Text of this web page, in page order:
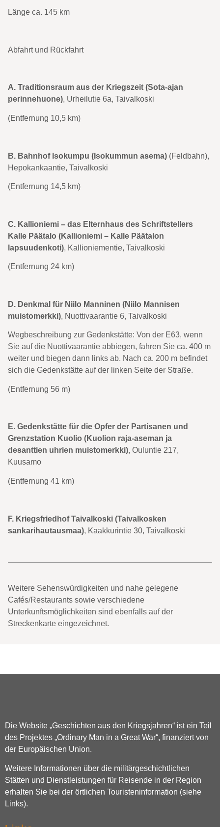
Länge ca. 145 km
Abfahrt und Rückfahrt
A. Traditionsraum aus der Kriegszeit (Sota-ajan
perinnehuone), Urheilutie 6a, Taivalkoski
(Entfernung 10,5 km)
B. Bahnhof Isokumpu (Isokummun asema) (Feldbahn),
Hepokankaantie, Taivalkoski
(Entfernung 14,5 km)
C. Kallioniemi – das Elternhaus des Schriftstellers
Kalle Päätalo (Kallioniemi – Kalle Päätalon
lapsuudenkoti), Kallioniementie, Taivalkoski
(Entfernung 24 km)
D. Denkmal für Niilo Manninen (Niilo Mannisen
muistomerkki), Nuottivaarantie 6, Taivalkoski
Wegbeschreibung zur Gedenkstätte: Von der E63, wenn
Sie auf die Nuottivaarantie abbiegen, fahren Sie ca. 400 m
weiter und biegen dann links ab. Nach ca. 200 m befindet
sich die Gedenkstätte auf der linken Seite der Straße.
(Entfernung 56 m)
E. Gedenkstätte für die Opfer der Partisanen und
Grenzstation Kuolio (Kuolion raja-aseman ja
desanttien uhrien muistomerkki), Ouluntie 217,
Kuusamo
(Entfernung 41 km)
F. Kriegsfriedhof Taivalkoski (Taivalkosken
sankarihautausmaa), Kaakkurintie 30, Taivalkoski
Weitere Sehenswürdigkeiten und nahe gelegene
Cafés/Restaurants sowie verschiedene
Unterkunftsmöglichkeiten sind ebenfalls auf der
Streckenkarte eingezeichnet.
Die Website „Geschichten aus den Kriegsjahren“ ist ein Teil
des Projektes „Ordinary Man in a Great War“, finanziert von
der Europäischen Union.
Weitere Informationen über die militärgeschichtlichen
Stätten und Dienstleistungen für Reisende in der Region
erhalten Sie bei der örtlichen Touristeninformation (siehe
Links).